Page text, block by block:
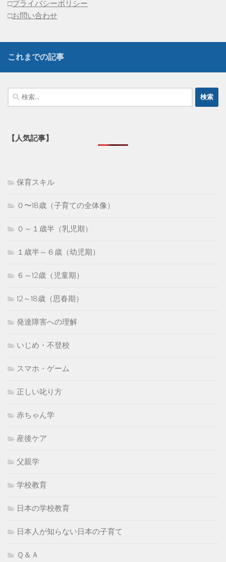
□プライバシーポリシー
□お問い合わせ
これまでの記事
検
索:
【人気記事】
保育スキル
０〜18歳（子育ての全体像）
０～１歳半（乳児期）
１歳半～６歳（幼児期）
６～12歳（児童期）
12～18歳（思春期）
発達障害への理解
いじめ・不登校
スマホ・ゲーム
正しい叱り方
赤ちゃん学
産後ケア
父親学
学校教育
日本の学校教育
日本人が知らない日本の子育て
Ｑ＆Ａ